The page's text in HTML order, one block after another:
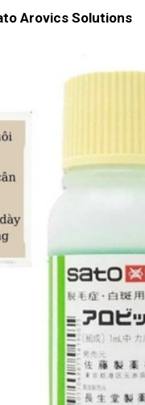
Arovics Solutions